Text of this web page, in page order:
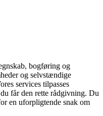
bogføring og
og selvstændige
services tilpasses
får den rette rådgivning. Du
en uforpligtende snak om